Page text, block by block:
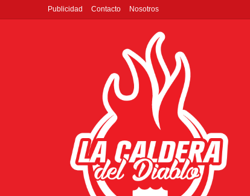
Publicidad Contacto Nosotros